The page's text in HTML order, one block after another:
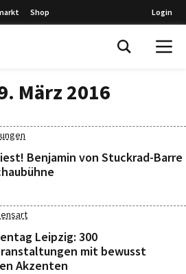
Shop Login
März 2016
Benjamin von Stuckrad-Barre
Leipzig: 300
mit bewusst
Akzenten